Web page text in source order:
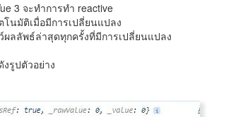
3 จะทำการทำ reactive
นมัติเมื่อมีการเปลี่ยนแปลง
ลลัพธ์ล่าสุดทุกครั้งที่มีการเปลี่ยนแปลง
รูปตัวอย่าง